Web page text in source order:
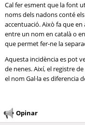
Cal fer esment que la font
noms dels nadons conté
accentuació. Això fa que
entre un nom en català o
que permet fer-ne la
Aquesta incidència es pot
de nenes. Així, el registre
el nom Gal·la es diferencia
Opinar